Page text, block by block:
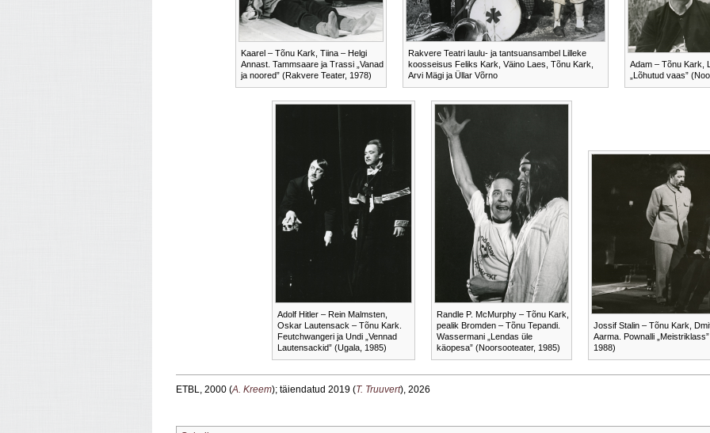
Kaarel – Tõnu Kark, Tiina – Helgi
Annast. Tammsaare ja Trassi „Vanad
ja noored” (Rakvere Teater, 1978)
Rakvere Teatri laulu- ja tantsuansambel Lilleke
koosseisus Feliks Kark, Väino Laes, Tõnu Kark,
Arvi Mägi ja Üllar Võrno
Adam – Tõnu Kark,
„Lõhutud vaas”
Adolf Hitler – Rein Malmsten,
Oskar Lautensack – Tõnu Kark.
Feutchwangeri ja Undi „Vennad
Lautensackid” (Ugala, 1985)
Randle P. McMurphy – Tõnu Kark,
pealik Bromden – Tõnu Tepandi.
Wassermani „Lendas üle
käopesa” (Noorsooteater, 1985)
Jossif Stalin – Tõnu Kark,
Aarma. Pownalli
1988)
ETBL, 2000 (A. Kreem); täiendatud 2019 (T. Truuvert), 2026